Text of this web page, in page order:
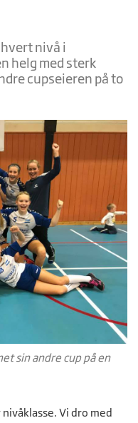
nivå i
helg med sterk
cupseieren på to
sin andre cup på en
Vi dro med